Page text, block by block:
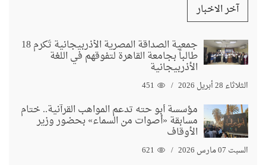
آخر الاخبار
جمعية الصداقة المصرية الأذربيجانية تُكرم 18
طالباً بجامعة القاهرة لتفوقهم في اللغة
الأذربيجانية
الثلاثاء 28 أبريل 2026 451
مؤسسة أبو حته تدعم المواهب القرآنية.. ختام
مسابقة «أصوات من السماء» بحضور وزير
الأوقاف
السبت 07 مارس 2026 621